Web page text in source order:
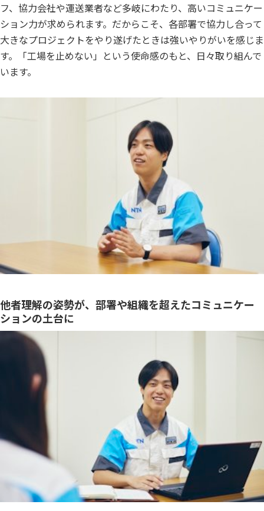
フ、協力会社や運送業者など多岐にわたり、高いコミュニケー
ション力が求められます。だからこそ、各部署で協力し合って
大きなプロジェクトをやり遂げたときは強いやりがいを感じま
す。「工場を止めない」という使命感のもと、日々取り組んで
います。
他者理解の姿勢が、部署や組織を超えたコミュニケー
ションの土台に